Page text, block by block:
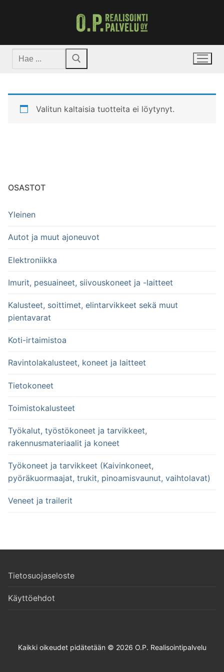
Hae:
Valitun kaltaisia tuotteita ei löytynyt.
OSASTOT
Yleinen
Autot ja muut ajoneuvot
Elektroniikka
Imurit, pesuaineet, siivouskoneet ja -laitteet
Kalusteet, soittimet, elintarvikkeet sekä muut
pientavarat
Koti-irtaimistoa
Ravintolakalusteet, koneet ja laitteet
Tietokoneet
Toimistokalusteet
Työkalut, työstökoneet ja tarvikkeet,
rakennusmateriaalit ja koneet
Työkoneet ja tarvikkeet (Kaivinkoneet,
pyöräkuormaajat, trukit, pinoamisvaunut, vaihtolavat)
Veneet ja trailerit
Tietosuojaseloste
Käyttöehdot
Kaikki oikeudet pidätetään © 2026 O.P. Realisointipalvelu